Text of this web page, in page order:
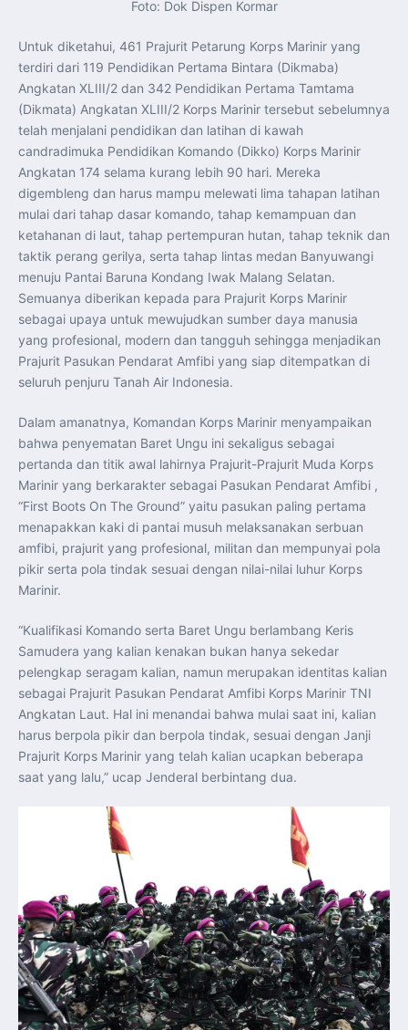
Foto: Dok Dispen Kormar
Untuk diketahui, 461 Prajurit Petarung Korps Marinir yang
terdiri dari 119 Pendidikan Pertama Bintara (Dikmaba)
Angkatan XLIII/2 dan 342 Pendidikan Pertama Tamtama
(Dikmata) Angkatan XLIII/2 Korps Marinir tersebut sebelumnya
telah menjalani pendidikan dan latihan di kawah
candradimuka Pendidikan Komando (Dikko) Korps Marinir
Angkatan 174 selama kurang lebih 90 hari. Mereka
digembleng dan harus mampu melewati lima tahapan latihan
mulai dari tahap dasar komando, tahap kemampuan dan
ketahanan di laut, tahap pertempuran hutan, tahap teknik dan
taktik perang gerilya, serta tahap lintas medan Banyuwangi
menuju Pantai Baruna Kondang Iwak Malang Selatan.
Semuanya diberikan kepada para Prajurit Korps Marinir
sebagai upaya untuk mewujudkan sumber daya manusia
yang profesional, modern dan tangguh sehingga menjadikan
Prajurit Pasukan Pendarat Amfibi yang siap ditempatkan di
seluruh penjuru Tanah Air Indonesia.
Dalam amanatnya, Komandan Korps Marinir menyampaikan
bahwa penyematan Baret Ungu ini sekaligus sebagai
pertanda dan titik awal lahirnya Prajurit-Prajurit Muda Korps
Marinir yang berkarakter sebagai Pasukan Pendarat Amfibi ,
“First Boots On The Ground” yaitu pasukan paling pertama
menapakkan kaki di pantai musuh melaksanakan serbuan
amfibi, prajurit yang profesional, militan dan mempunyai pola
pikir serta pola tindak sesuai dengan nilai-nilai luhur Korps
Marinir.
“Kualifikasi Komando serta Baret Ungu berlambang Keris
Samudera yang kalian kenakan bukan hanya sekedar
pelengkap seragam kalian, namun merupakan identitas kalian
sebagai Prajurit Pasukan Pendarat Amfibi Korps Marinir TNI
Angkatan Laut. Hal ini menandai bahwa mulai saat ini, kalian
harus berpola pikir dan berpola tindak, sesuai dengan Janji
Prajurit Korps Marinir yang telah kalian ucapkan beberapa
saat yang lalu,” ucap Jenderal berbintang dua.